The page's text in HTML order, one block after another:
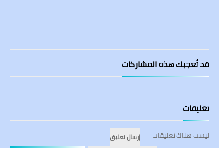
قد تُعجبك هذه المشاركات
تعليقات
ليست هناك تعليقات
إرسال تعليق